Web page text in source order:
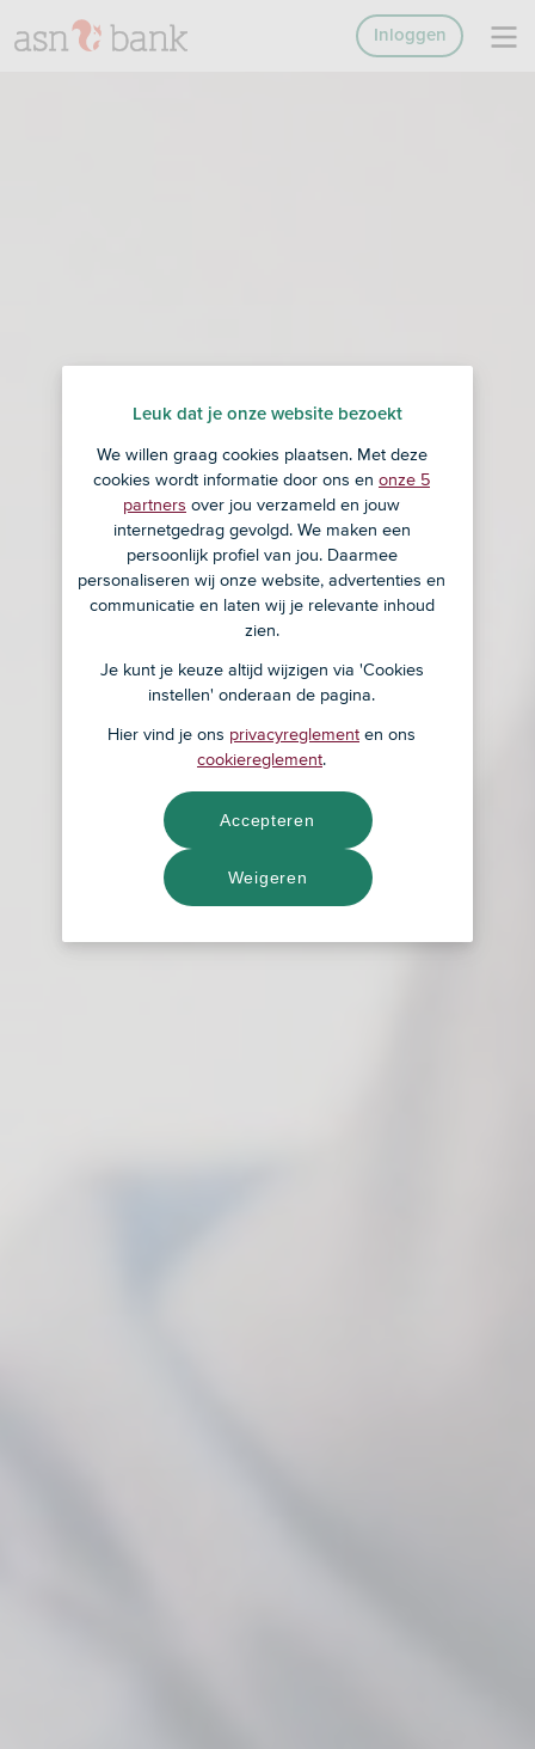
Inloggen
Leuk dat je onze website bezoekt
We willen graag cookies plaatsen. Met deze
cookies wordt informatie door ons en onze 5
partners over jou verzameld en jouw
internetgedrag gevolgd. We maken een
persoonlijk profiel van jou. Daarmee
personaliseren wij onze website, advertenties en
communicatie en laten wij je relevante inhoud
zien.
Je kunt je keuze altijd wijzigen via 'Cookies
instellen' onderaan de pagina.
Hier vind je ons privacyreglement en ons
cookiereglement.
Weigeren
Accepteren